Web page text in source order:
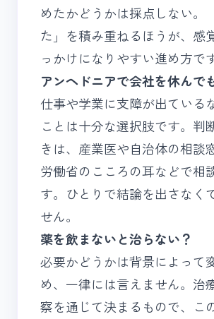
めたかどうかは採点しない。
た」を積み重ねるほうが、感
っかけになりやすい進め方です
アンヘドニアで会社を休んで
仕事や学業に支障が出ている
ことは十分な選択肢です。判
きは、産業医や自治体の相談
労働省の こころの耳などで相
す。ひとりで結論を出さなく
せん。
薬を飲まないと治らない？
必要かどうかは背景によって
め、一律には言えません。治
察を通じて決まるもので、こ